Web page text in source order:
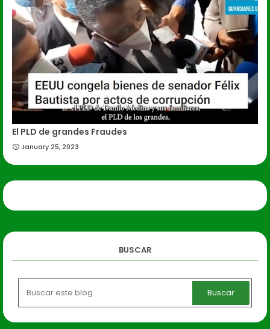
El PLD de grandes Fraudes
January 25, 2023
BUSCAR